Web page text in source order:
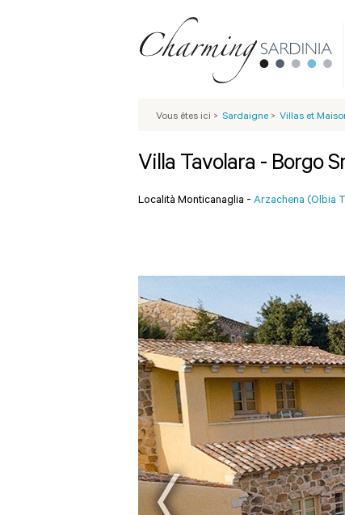
Vous êtes ici > Sardaigne > Villas et
Villa Tavolara - Borgo
Località Monticanaglia - Arzachena (Olbia